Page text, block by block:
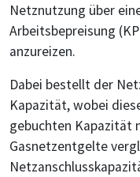
Netznutzung über
Arbeitsbepreisung
anzureizen.
Dabei bestellt der
Kapazität, wobei
gebuchten Kapazität
Gasnetzentgelte